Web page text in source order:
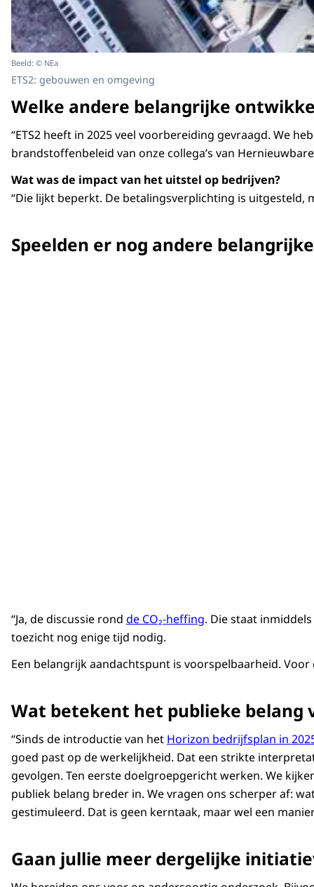
Beeld: © NEa
ETS2: gebouwen en omgeving
Welke andere belangrijke
“ETS2 heeft in 2025 veel voorbereiding gevraagd. We
brandstoffenbeleid van onze collega’s van
Wat was de impact van het uitstel op bedrijven?
“Die lijkt beperkt. De betalingsverplichting is
Speelden er nog andere
“Ja, de discussie rond de CO₂-heffing. Die staat
toezicht nog enige tijd nodig.
Een belangrijk aandachtspunt is voorspelbaarheid.
Wat betekent het publieke belang
“Sinds de introductie van het Horizon bedrijfsplan in
goed past op de werkelijkheid. Dat een strikte
gevolgen. Ten eerste doelgroepgericht werken. We
publiek belang breder in. We vragen ons scherper af:
gestimuleerd. Dat is geen kerntaak, maar wel een
Gaan jullie meer dergelijke